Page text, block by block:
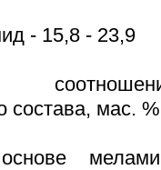
- 15,8 - 23,9
состава, мас.